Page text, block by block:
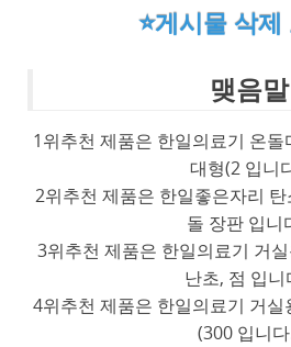
⭐게시물 삭제
맺음말
1위추천 제품은 한일의료기 온
대형(2 입니
2위추천 제품은 한일좋은자리
돌 장판 입니
3위추천 제품은 한일의료기 거
난초, 점 입니
4위추천 제품은 한일의료기 거
(300 입니